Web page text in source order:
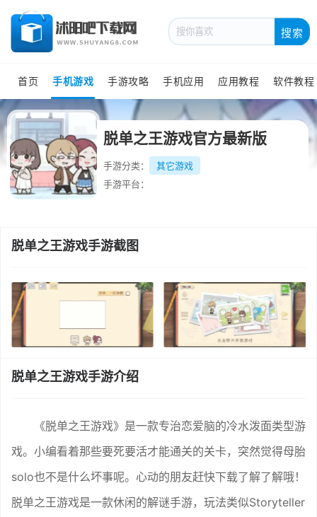
搜索
首页 手机游戏 手游攻略 手机应用 应用教程 软件教程
脱单之王游戏官方最新版
手游分类：
其它游戏
手游平台：
脱单之王游戏手游截图
脱单之王游戏手游介绍
《脱单之王游戏》是一款专治恋爱脑的冷水泼面类型游
戏。小编看着那些要死要活才能通关的关卡，突然觉得母胎
solo也不是什么坏事呢。心动的朋友赶快下载了解了解哦！
脱单之王游戏是一款休闲的解谜手游，玩法类似Storyteller